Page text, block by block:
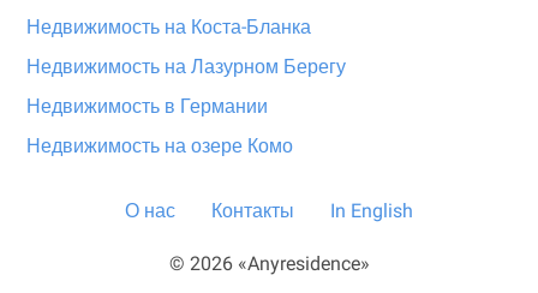
Недвижимость на Коста-Бланка
Недвижимость на Лазурном Берегу
Недвижимость в Германии
Недвижимость на озере Комо
О нас Контакты In English
© 2026 «Anyresidence»